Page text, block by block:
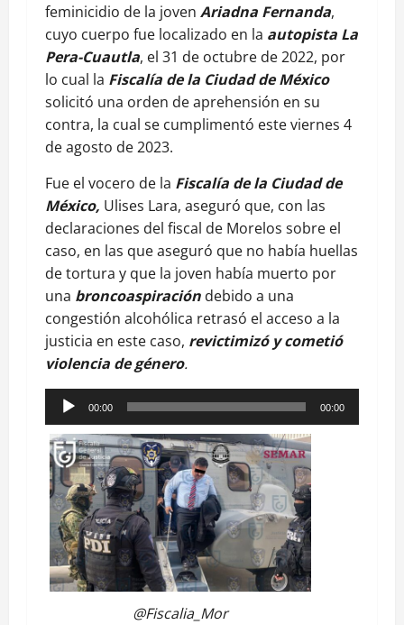
feminicidio de la joven Ariadna Fernanda,
cuyo cuerpo fue localizado en la autopista La
Pera-Cuautla, el 31 de octubre de 2022, por
lo cual la Fiscalía de la Ciudad de México
solicitó una orden de aprehensión en su
contra, la cual se cumplimentó este viernes 4
de agosto de 2023.
Fue el vocero de la Fiscalía de la Ciudad de
México, Ulises Lara, aseguró que, con las
declaraciones del fiscal de Morelos sobre el
caso, en las que aseguró que no había huellas
de tortura y que la joven había muerto por
una broncoaspiración debido a una
congestión alcohólica retrasó el acceso a la
justicia en este caso, revictimizó y cometió
violencia de género.
Reproductor
de
audio
00:00 00:00
@Fiscalia_Mor